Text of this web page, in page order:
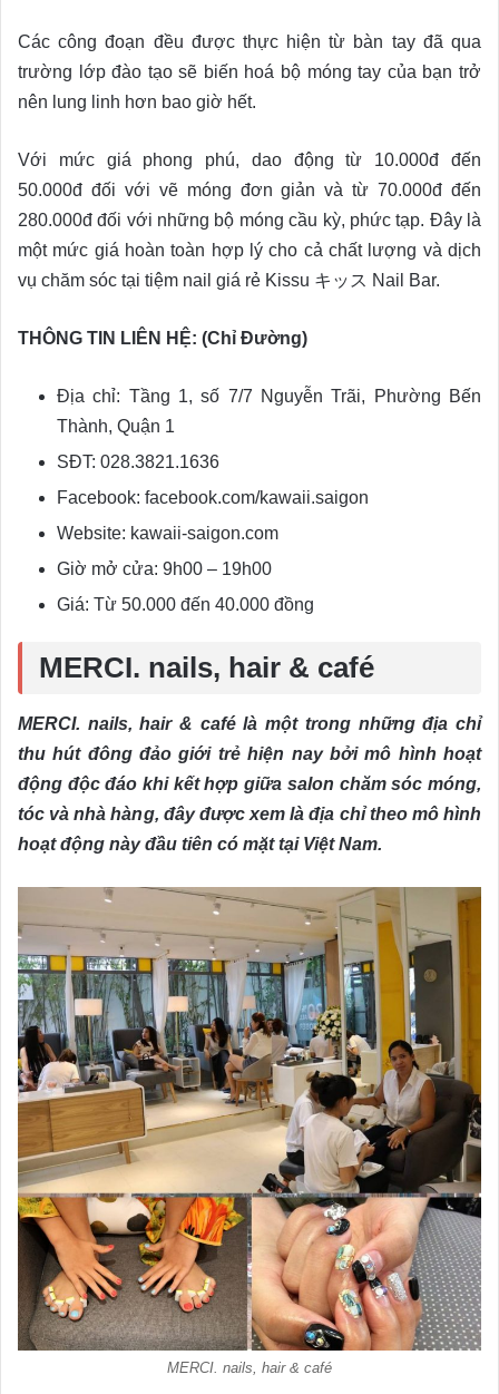
Các công đoạn đều được thực hiện từ bàn tay đã qua
trường lớp đào tạo sẽ biến hoá bộ móng tay của bạn trở
nên lung linh hơn bao giờ hết.
Với mức giá phong phú, dao động từ 10.000đ đến
50.000đ đối với vẽ móng đơn giản và từ 70.000đ đến
280.000đ đối với những bộ móng cầu kỳ, phức tạp. Đây là
một mức giá hoàn toàn hợp lý cho cả chất lượng và dịch
vụ chăm sóc tại tiệm nail giá rẻ Kissu キッス Nail Bar.
THÔNG TIN LIÊN HỆ: (Chỉ Đường)
Địa chỉ: Tầng 1, số 7/7 Nguyễn Trãi, Phường Bến
Thành, Quận 1
SĐT: 028.3821.1636
Facebook: facebook.com/kawaii.saigon
Website: kawaii-saigon.com
Giờ mở cửa: 9h00 – 19h00
Giá: Từ 50.000 đến 40.000 đồng
MERCI. nails, hair & café
MERCI. nails, hair & café là một trong những địa chỉ
thu hút đông đảo giới trẻ hiện nay bởi mô hình hoạt
động độc đáo khi kết hợp giữa salon chăm sóc móng,
tóc và nhà hàng, đây được xem là địa chỉ theo mô hình
hoạt động này đầu tiên có mặt tại Việt Nam.
MERCI. nails, hair & café